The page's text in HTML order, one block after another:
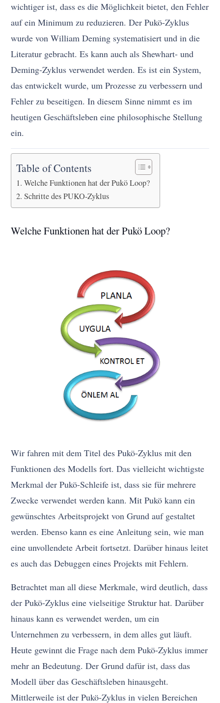
wichtiger ist, dass es die Möglichkeit bietet, den Fehler
auf ein Minimum zu reduzieren. Der Pukö-Zyklus
wurde von William Deming systematisiert und in die
Literatur gebracht. Es kann auch als Shewhart- und
Deming-Zyklus verwendet werden. Es ist ein System,
das entwickelt wurde, um Prozesse zu verbessern und
Fehler zu beseitigen. In diesem Sinne nimmt es im
heutigen Geschäftsleben eine philosophische Stellung
ein.
Table of Contents
Welche Funktionen hat der Pukö Loop?
Schritte des PUKO-Zyklus
Welche Funktionen hat der Pukö Loop?
Wir fahren mit dem Titel des Pukö-Zyklus mit den
Funktionen des Modells fort. Das vielleicht wichtigste
Merkmal der Pukö-Schleife ist, dass sie für mehrere
Zwecke verwendet werden kann. Mit Pukö kann ein
gewünschtes Arbeitsprojekt von Grund auf gestaltet
werden. Ebenso kann es eine Anleitung sein, wie man
eine unvollendete Arbeit fortsetzt. Darüber hinaus leitet
es auch das Debuggen eines Projekts mit Fehlern.
Betrachtet man all diese Merkmale, wird deutlich, dass
der Pukö-Zyklus eine vielseitige Struktur hat. Darüber
hinaus kann es verwendet werden, um ein
Unternehmen zu verbessern, in dem alles gut läuft.
Heute gewinnt die Frage nach dem Pukö-Zyklus immer
mehr an Bedeutung. Der Grund dafür ist, dass das
Modell über das Geschäftsleben hinausgeht.
Mittlerweile ist der Pukö-Zyklus in vielen Bereichen